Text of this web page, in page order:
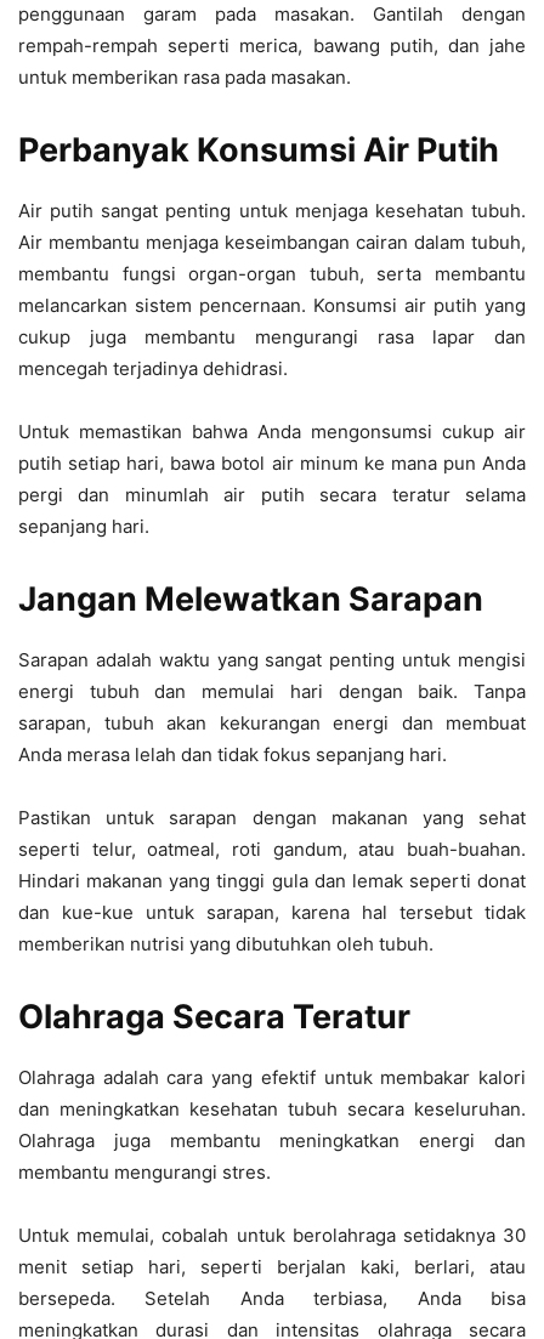
penggunaan garam pada masakan. Gantilah dengan
rempah-rempah seperti merica, bawang putih, dan jahe
untuk memberikan rasa pada masakan.
Perbanyak Konsumsi Air Putih
Air putih sangat penting untuk menjaga kesehatan tubuh.
Air membantu menjaga keseimbangan cairan dalam tubuh,
membantu fungsi organ-organ tubuh, serta membantu
melancarkan sistem pencernaan. Konsumsi air putih yang
cukup juga membantu mengurangi rasa lapar dan
mencegah terjadinya dehidrasi.
Untuk memastikan bahwa Anda mengonsumsi cukup air
putih setiap hari, bawa botol air minum ke mana pun Anda
pergi dan minumlah air putih secara teratur selama
sepanjang hari.
Jangan Melewatkan Sarapan
Sarapan adalah waktu yang sangat penting untuk mengisi
energi tubuh dan memulai hari dengan baik. Tanpa
sarapan, tubuh akan kekurangan energi dan membuat
Anda merasa lelah dan tidak fokus sepanjang hari.
Pastikan untuk sarapan dengan makanan yang sehat
seperti telur, oatmeal, roti gandum, atau buah-buahan.
Hindari makanan yang tinggi gula dan lemak seperti donat
dan kue-kue untuk sarapan, karena hal tersebut tidak
memberikan nutrisi yang dibutuhkan oleh tubuh.
Olahraga Secara Teratur
Olahraga adalah cara yang efektif untuk membakar kalori
dan meningkatkan kesehatan tubuh secara keseluruhan.
Olahraga juga membantu meningkatkan energi dan
membantu mengurangi stres.
Untuk memulai, cobalah untuk berolahraga setidaknya 30
menit setiap hari, seperti berjalan kaki, berlari, atau
bersepeda. Setelah Anda terbiasa, Anda bisa
meningkatkan durasi dan intensitas olahraga secara